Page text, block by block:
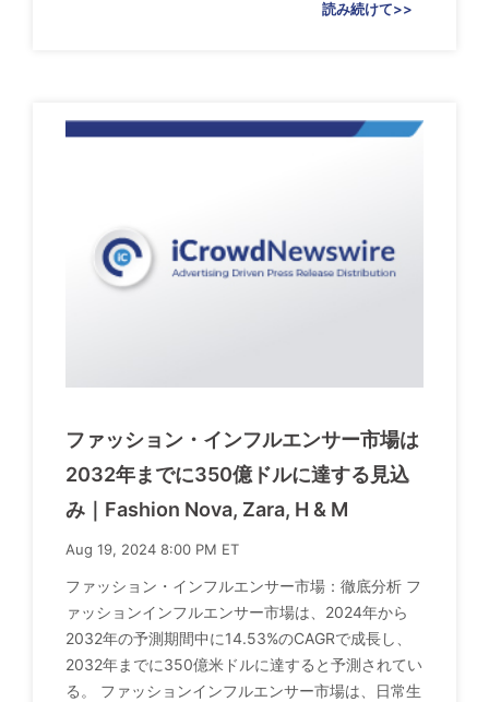
読み続けて>>
ファッション・インフルエンサー市場は
2032年までに350億ドルに達する見込
み｜Fashion Nova, Zara, H & M
Aug 19, 2024 8:00 PM ET
ファッション・インフルエンサー市場：徹底分析 フ
ァッションインフルエンサー市場は、2024年から
2032年の予測期間中に14.53%のCAGRで成長し、
2032年までに350億米ドルに達すると予測されてい
る。 ファッションインフルエンサー市場は、日常生